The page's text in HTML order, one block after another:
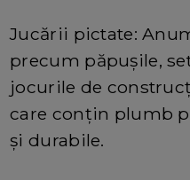
Jucării pictate:
precum păpușile,
jocurile de
care conțin plumb
și durabile.